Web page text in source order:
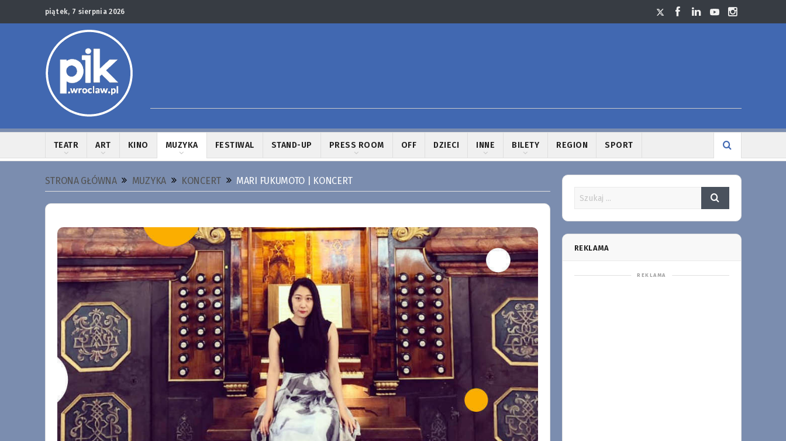
piątek, 7 sierpnia 2026
TEATR ART KINO MUZYKA FESTIWAL STAND-UP PRESS ROOM OFF DZIECI INNE BILETY REGION SPORT
STRONA GŁÓWNA MUZYKA KONCERT MARI FUKUMOTO | KONCERT
REKLAMA